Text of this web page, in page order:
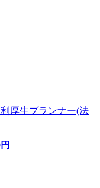
厚生プランナー(法
円